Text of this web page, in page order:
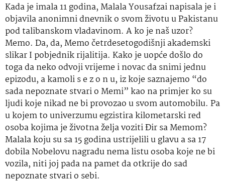
Kada je imala 11 godina, Malala Yousafzai napisala je i
objavila anonimni dnevnik o svom životu u Pakistanu
pod talibanskom vladavinom. Ako je naš uzor?
Memo. Da, da, Memo četrdesetogodišnjiakademski
slikar I pobjednik rijalitija. Kako je uopće došlo do
toga da neko odvoji vrijeme i novac da snimi jednu
epizodu, a kamoli s e z o n u, iz koje saznajemo “do
sada nepoznate stvari o Memi” kao na primjerko su
ljudi koje nikad ne bi provozao u svom automobilu. Pa
u kojem to univerzumu egzistira kilometarski red
osoba kojima je životna želja voziti Đirsa Memom?
Malala koju susa 15godina ustrijelili u glavu a sa 17
dobila Nobelovu nagradu nema listu osoba koje ne bi
vozila, niti joj pada na pamet da otkrije do sad
nepoznate stvari o sebi.